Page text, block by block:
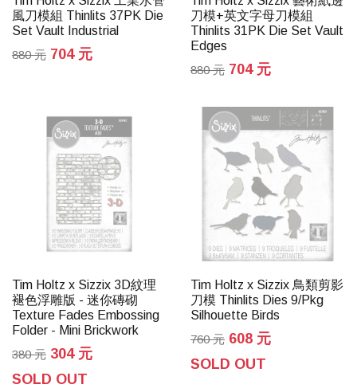
風刀模組 Thinlits 37PK Die
Set Vault Industrial
880 元 704 元
刀模+英文字母刀模組
Thinlits 31PK Die Set Vault
Edges
880 元 704 元
Tim Holtz x Sizzix 3D紋理
褪色浮雕版 - 迷你磚砌
Texture Fades Embossing
Folder - Mini Brickwork
380 元 304 元
SOLD OUT
Tim Holtz x Sizzix 鳥類剪影
刀模 Thinlits Dies 9/Pkg
Silhouette Birds
760 元 608 元
SOLD OUT